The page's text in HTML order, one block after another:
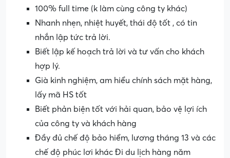
100% full time (k làm cùng công ty khác)
Nhanh nhẹn, nhiệt huyết, thái độ tốt , có tin
nhắn lập tức trả lời.
Biết lập kế hoạch trả lời và tư vấn cho khách
hợp lý.
Già kinh nghiệm, am hiểu chính sách mặt hàng,
lấy mã HS tốt
Biết phản biện tốt với hải quan, bảo vệ lợi ích
của công ty và khách hàng
Đầy đủ chế độ bảo hiểm, lương tháng 13 và các
chế độ phúc lơi khác Đi du lịch hàng năm